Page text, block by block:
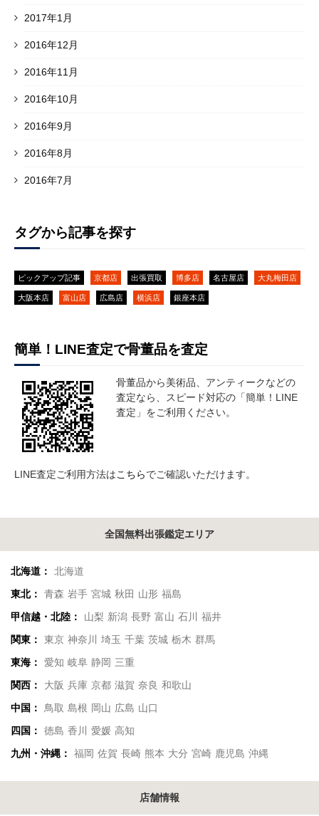
2017年1月
2016年12月
2016年11月
2016年10月
2016年9月
2016年8月
2016年7月
タグから記事を探す
ピックアップ記事 京都店 出張買取 博多店 名古屋店 大丸梅田店
大阪本店 富山店 広島店 横浜店 銀座本店
簡単！LINE査定で骨董品を査定
骨董品から美術品、アンティークなどの
査定なら、スピード対応の「簡単！LINE
査定」をご利用ください。
LINE査定ご利用方法はこちらでご確認いただけます。
全国無料出張鑑定エリア
北海道：
北海道
東北：
青森 岩手 宮城 秋田 山形 福島
甲信越・北陸：
山梨 新潟 長野 富山 石川
福井
関東：
東京 神奈川 埼玉 千葉 茨城 栃木 群馬
東海：
愛知 岐阜 静岡 三重
関西：
大阪 兵庫 京都 滋賀 奈良 和歌山
中国：
鳥取 島根 岡山 広島 山口
四国：
徳島 香川 愛媛 高知
九州・沖縄：
福岡 佐賀 長崎 熊本 大分 宮崎 鹿児島 沖縄
店舗情報